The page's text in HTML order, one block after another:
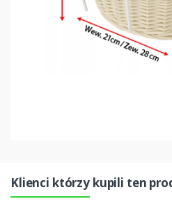
Klienci którzy kupili ten